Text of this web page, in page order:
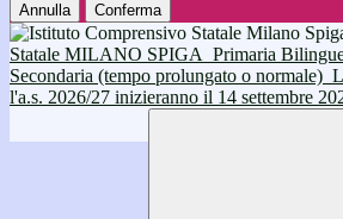
Annulla Conferma
Statale MILANO SPIGA Primaria
Secondaria (tempo prolungato o normale)
l'a.s. 2026/27 inizieranno il 14 settembre